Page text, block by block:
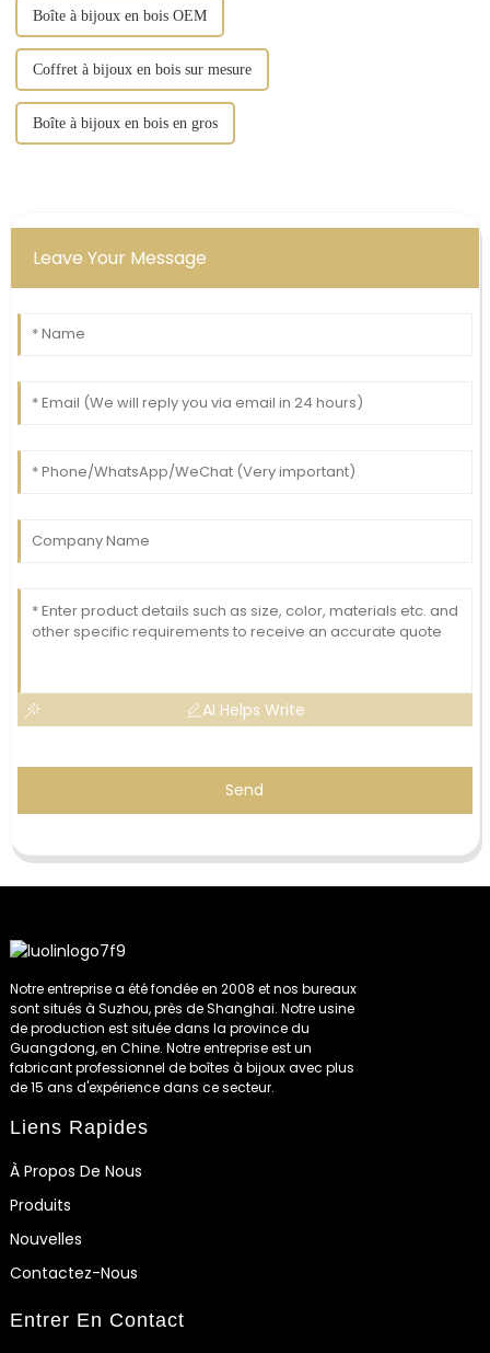
Boîte à bijoux en bois OEM
Coffret à bijoux en bois sur mesure
Boîte à bijoux en bois en gros
Leave Your Message
AI Helps Write
Send
Notre entreprise a été fondée en 2008 et nos bureaux
sont situés à Suzhou, près de Shanghai. Notre usine
de production est située dans la province du
Guangdong, en Chine. Notre entreprise est un
fabricant professionnel de boîtes à bijoux avec plus
de 15 ans d'expérience dans ce secteur.
Liens Rapides
À Propos De Nous
Produits
Nouvelles
Contactez-Nous
Entrer En Contact